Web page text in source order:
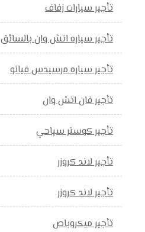
تأجير سيارات زفاف
تأجير سياره اتش وان بالسائق
تأجير سياره مرسيدس فيانو
تأجير فان اتش وان
تأجير كوستر سياحي
تأجير لاند كروزر
تأجير لاند كروزر
تأجير ميكروباص